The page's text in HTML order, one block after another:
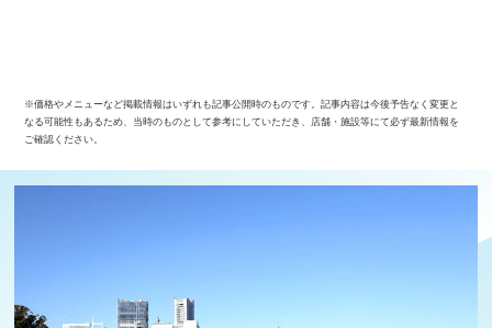
※価格やメニューなど掲載情報はいずれも記事公開時のものです。記事内容は今後予告なく変更と
なる可能性もあるため、当時のものとして参考にしていただき、店舗・施設等にて必ず最新情報を
ご確認ください。